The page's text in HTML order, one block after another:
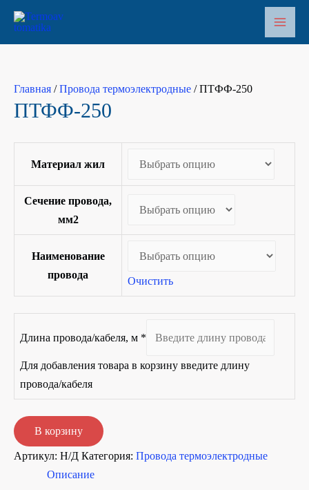
Перейти
содержимому
Main
Главная /Провода термоэлектродные / ПТФФ-250
ПТФФ-250
Материал жил
Сечение провода,
мм2
Наименование
провода
Очистить
Длина провода/кабеля, м *
Для добавления товара в корзину введите длину
провода/кабеля
Количество
товара
ПТФФ-250
В корзину
Артикул: Н/Д Категория: Провода термоэлектродные
Описание